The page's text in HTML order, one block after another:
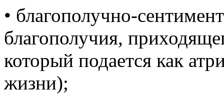
• благополучно-
благополучия,
который подается как
жизни);